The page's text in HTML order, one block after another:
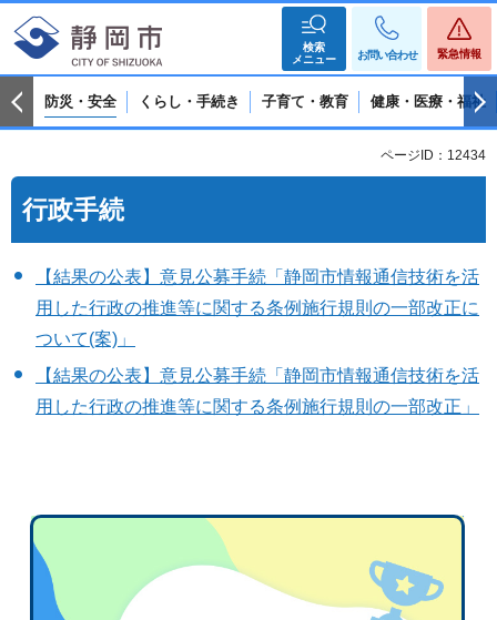
検索
メニュー
お問い合わせ 緊急情報
防災・安全 くらし・手続き 子育て・教育 健康・医療・福祉
ページID：12434
行政手続
【結果の公表】意見公募手続「静岡市情報通信技術を活
用した行政の推進等に関する条例施行規則の一部改正に
ついて(案)」
【結果の公表】意見公募手続「静岡市情報通信技術を活
用した行政の推進等に関する条例施行規則の一部改正」